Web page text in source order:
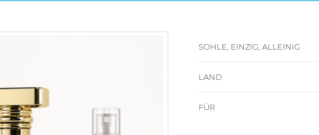
SOHLE, EINZIG, ALLEINIG
LAND
FÜR